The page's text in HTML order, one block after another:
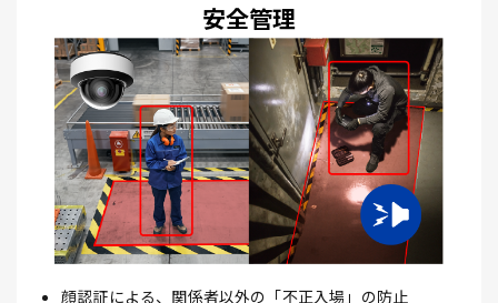
安全管理
顔認証による、関係者以外の「不正入場」の防止